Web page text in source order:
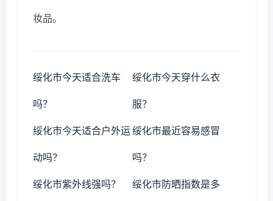
妆品。
绥化市今天适合洗车
吗？
绥化市今天穿什么衣
服？
绥化市今天适合户外运
动吗？
绥化市最近容易感冒
吗？
绥化市紫外线强吗？ 绥化市防晒指数是多